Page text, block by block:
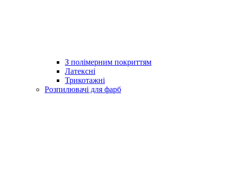
З полімерним покриттям
Латексні
Трикотажні
Розпилювачі для фарб